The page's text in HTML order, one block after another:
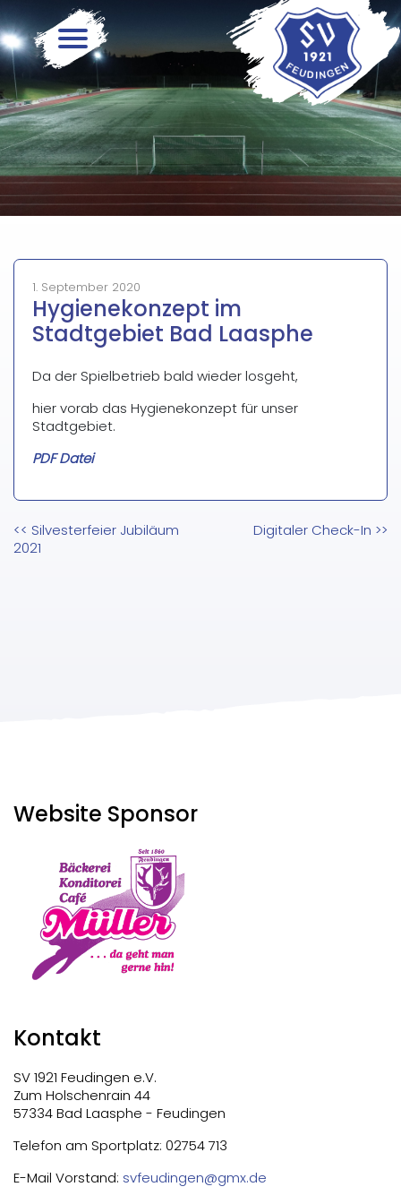
to
content
1. September 2020
Hygienekonzept im
Stadtgebiet Bad Laasphe
Da der Spielbetrieb bald wieder losgeht,
hier vorab das Hygienekonzept für unser
Stadtgebiet.
PDF Datei
Beitragsnavigation
<< Silvesterfeier Jubiläum
2021
Digitaler Check-In >>
Website Sponsor
Kontakt
SV 1921 Feudingen e.V.
Zum Holschenrain 44
57334 Bad Laasphe - Feudingen
Telefon am Sportplatz: 02754 713
E-Mail Vorstand: svfeudingen@gmx.de